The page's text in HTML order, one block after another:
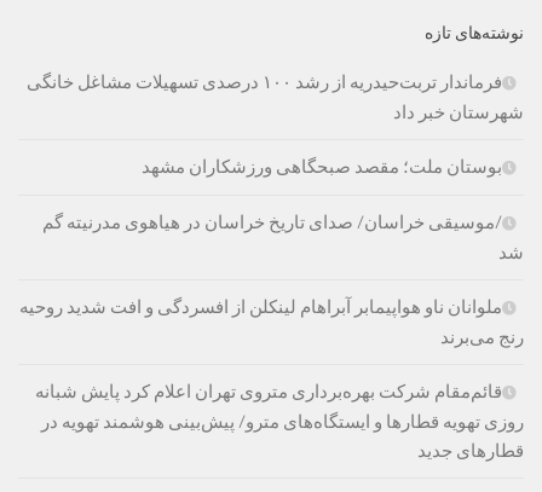
نوشته‌های تازه
فرماندار تربت‌حیدریه از رشد ۱۰۰ درصدی تسهیلات مشاغل خانگی
شهرستان خبر داد
بوستان ملت؛ مقصد صبحگاهی ورزشکاران مشهد
/موسیقی خراسان/ صدای تاریخ خراسان در هیاهوی مدرنیته گم
شد
ملوانان ناو هواپیمابر آبراهام لینکلن از افسردگی و افت شدید روحیه
رنج می‌برند
قائم‌مقام شرکت بهره‌برداری متروی تهران اعلام کرد پایش شبانه
روزی تهویه قطارها و ایستگاه‌های مترو/ پیش‌بینی هوشمند تهویه در
قطارهای جدید